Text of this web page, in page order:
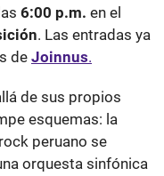
6:00 p.m. en el
. Las entradas ya
de Joinnus.
de sus propios
esquemas: la
peruano se
orquesta sinfónica